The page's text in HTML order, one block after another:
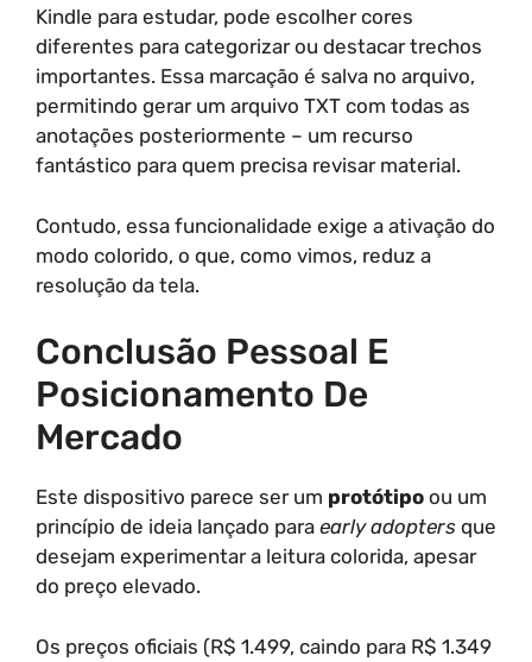
Kindle para estudar, pode escolher cores
diferentes para categorizar ou destacar trechos
importantes. Essa marcação é salva no arquivo,
permitindo gerar um arquivo TXT com todas as
anotações posteriormente – um recurso
fantástico para quem precisa revisar material.
Contudo, essa funcionalidade exige a ativação do
modo colorido, o que, como vimos, reduz a
resolução da tela.
Conclusão Pessoal E
Posicionamento De
Mercado
Este dispositivo parece ser um protótipo ou um
princípio de ideia lançado para early adopters que
desejam experimentar a leitura colorida, apesar
do preço elevado.
Os preços oficiais (R$ 1.499, caindo para R$ 1.349